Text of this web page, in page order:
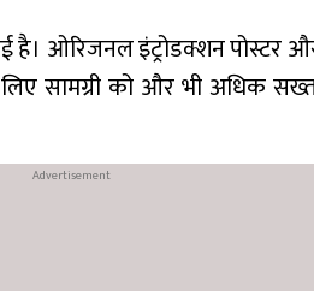
ओरिजनल इंट्रोडक्शन पोस्टर
सामग्री को और भी अधिक